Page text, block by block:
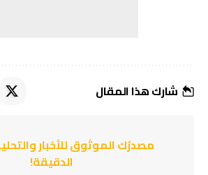
شارك هذا المقال
مصدرُك الموثوق للأخبار
الدقيقة!